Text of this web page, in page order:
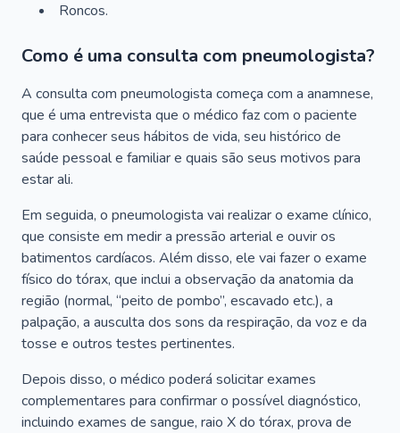
Roncos.
Como é uma consulta com pneumologista?
A consulta com pneumologista começa com a anamnese,
que é uma entrevista que o médico faz com o paciente
para conhecer seus hábitos de vida, seu histórico de
saúde pessoal e familiar e quais são seus motivos para
estar ali.
Em seguida, o pneumologista vai realizar o exame clínico,
que consiste em medir a pressão arterial e ouvir os
batimentos cardíacos. Além disso, ele vai fazer o exame
físico do tórax, que inclui a observação da anatomia da
região (normal, “peito de pombo”, escavado etc.), a
palpação, a ausculta dos sons da respiração, da voz e da
tosse e outros testes pertinentes.
Depois disso, o médico poderá solicitar exames
complementares para confirmar o possível diagnóstico,
incluindo exames de sangue, raio X do tórax, prova de